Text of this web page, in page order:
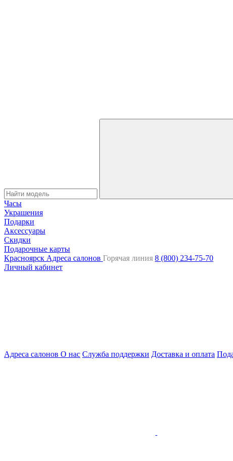
Часы
Украшения
Подарки
Аксессуары
Скидки
Подарочные карты
Красноярск Адреса салонов Горячая линия 8 (800) 234-75-70
Личный кабинет
Адреса салонов О нас Служба поддержки Доставка и оплата